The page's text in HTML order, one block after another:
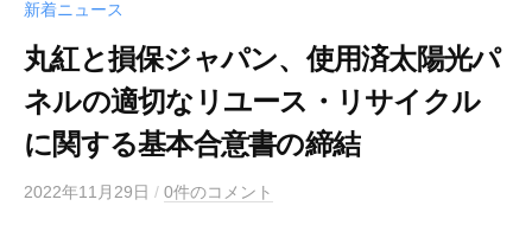
新着ニュース
丸紅と損保ジャパン、使用済太陽光パ
ネルの適切なリユース・リサイクル
に関する基本合意書の締結
2022年11月29日 b/ 0件のコメント